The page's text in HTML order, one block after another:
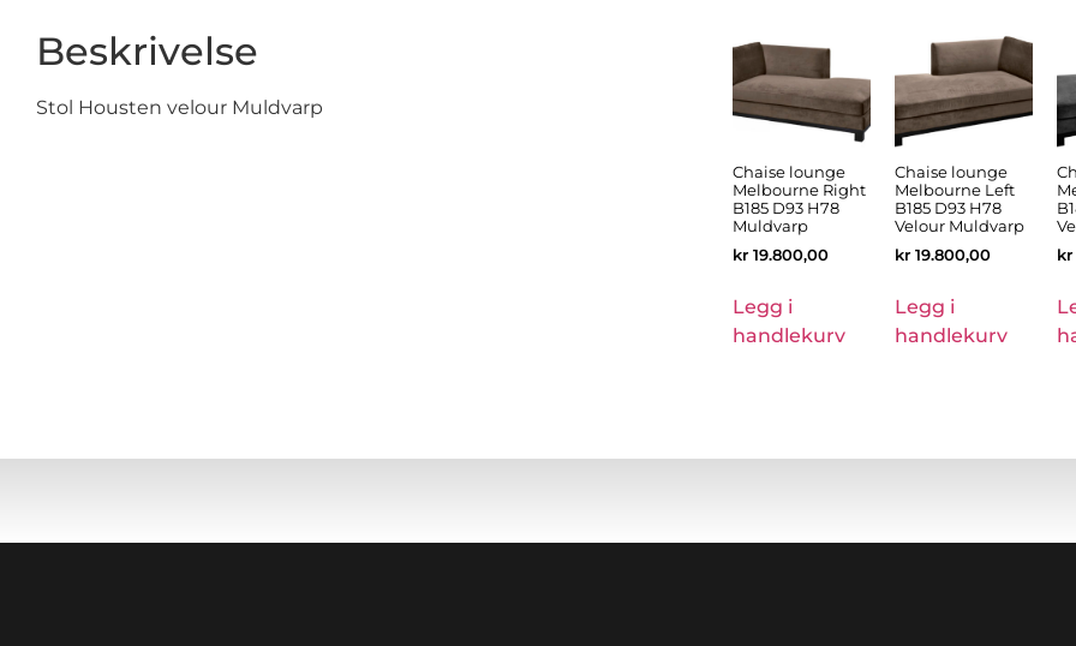
Beskrivelse
Stol Housten velour Muldvarp
Chaise lounge
Melbourne Right
B185 D93 H78
Muldvarp
kr 19.800,00
Legg i
handlekurv
Chaise lounge
Melbourne Left
B185 D93 H78
Velour Muldvarp
kr 19.800,00
Legg i
handlekurv
kr